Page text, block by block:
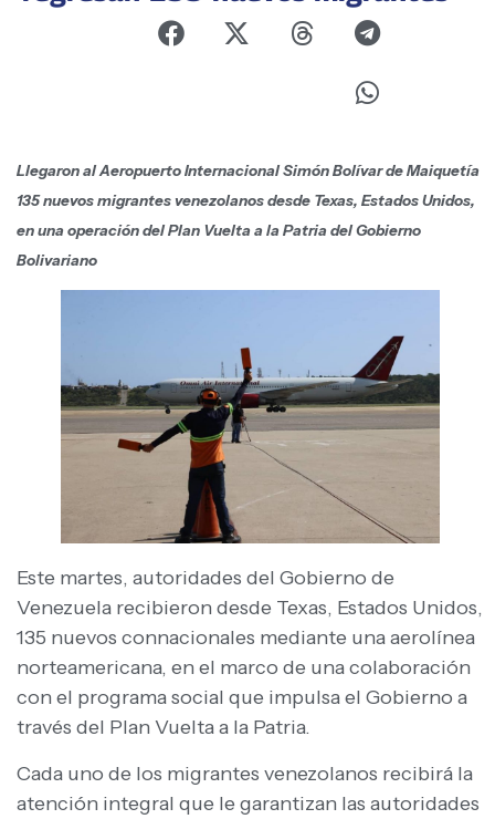
Llegaron al Aeropuerto Internacional Simón Bolívar de Maiquetía
135 nuevos migrantes venezolanos desde Texas, Estados Unidos,
en una operación del Plan Vuelta a la Patria del Gobierno
Bolivariano
Este martes, autoridades del Gobierno de
Venezuela recibieron desde Texas, Estados Unidos,
135 nuevos connacionales mediante una aerolínea
norteamericana, en el marco de una colaboración
con el programa social que impulsa el Gobierno a
través del Plan Vuelta a la Patria.
Cada uno de los migrantes venezolanos recibirá la
atención integral que le garantizan las autoridades